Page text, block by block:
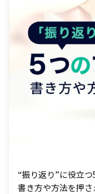
“振り返り”に役立
書き方や方法を押さ